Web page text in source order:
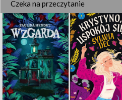
Czeka na przeczytanie